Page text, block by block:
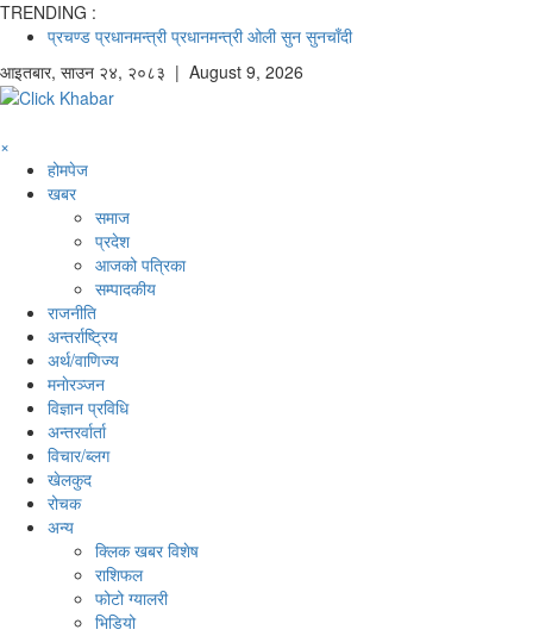
TRENDING :
प्रचण्ड प्रधानमन्त्री प्रधानमन्त्री ओली सुन सुनचाँदी
आइतबार, साउन २४, २०८३ | August 9, 2026
×
होमपेज
खबर
समाज
प्रदेश
आजको पत्रिका
सम्पादकीय
राजनीति
अन्तर्राष्ट्रिय
अर्थ/वाणिज्य
मनाेरञ्जन
विज्ञान प्रविधि
अन्तरर्वार्ता
विचार/ब्लग
खेलकुद
रोचक
अन्य
क्लिक खबर विशेष
राशिफल
फोटो ग्यालरी
भिडियो